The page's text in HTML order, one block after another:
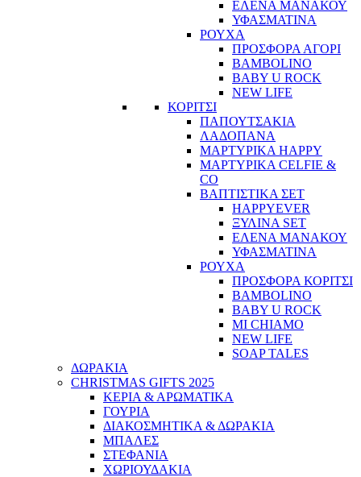
ΕΛΕΝΑ ΜΑΝΑΚΟΥ
ΥΦΑΣΜΑΤΙΝΑ
ΡΟΥΧΑ
ΠΡΟΣΦΟΡΑ ΑΓΟΡΙ
BAMBOLINO
BABY U ROCK
NEW LIFE
ΚΟΡΙΤΣΙ
ΠΑΠΟΥΤΣΑΚΙΑ
ΛΑΔΟΠΑΝΑ
ΜΑΡΤΥΡΙΚΑ HAPPY
ΜΑΡΤΥΡΙΚΑ CELFIE &
CO
ΒΑΠΤΙΣΤΙΚΑ ΣΕΤ
HAPPYEVER
ΞΥΛΙΝΑ SET
ΕΛΕΝΑ ΜΑΝΑΚΟΥ
ΥΦΑΣΜΑΤΙΝΑ
ΡΟΥΧΑ
ΠΡΟΣΦΟΡΑ ΚΟΡΙΤΣΙ
BAMBOLINO
BABY U ROCK
MI CHIAMO
NEW LIFE
SOAP TALES
ΔΩΡΑΚΙΑ
CHRISTMAS GIFTS 2025
ΚΕΡΙΑ & ΑΡΩΜΑΤΙΚΑ
ΓΟΥΡΙΑ
ΔΙΑΚΟΣΜΗΤΙΚΑ & ΔΩΡΑΚΙΑ
ΜΠΑΛΕΣ
ΣΤΕΦΑΝΙΑ
ΧΩΡΙΟΥΔΑΚΙΑ